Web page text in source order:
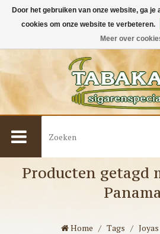
Producten getagd
Home / Tags /
Door het gebruiken van onze website, ga
cookies om onze website te verbeteren.
Meer over